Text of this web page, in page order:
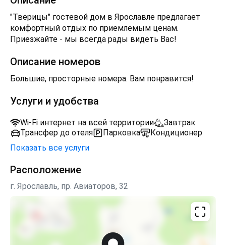
"Тверицы" гостевой дом в Ярославле предлагает
комфортный отдых по приемлемым ценам.
Приезжайте - мы всегда рады видеть Вас!
Описание номеров
Большие, просторные номера. Вам понравится!
Услуги и удобства
Wi-Fi интернет на всей территории
Завтрак
Трансфер до отеля
Парковка
Кондиционер
Показать все услуги
Расположение
г. Ярославль, пр. Авиаторов, 32